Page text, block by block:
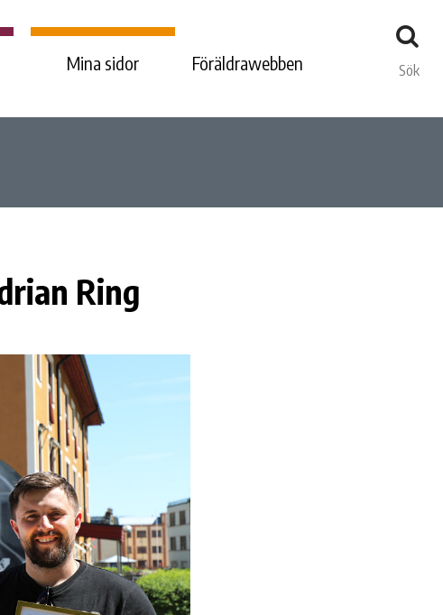
Sök
Mina sidor Föräldrawebben
Ring